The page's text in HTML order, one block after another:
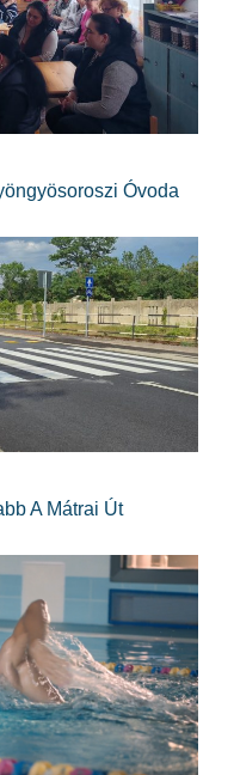
Óvoda
A Mátrai Út